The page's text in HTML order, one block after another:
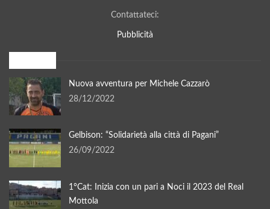
Contattateci:
Pubblicità
Nuova avventura per Michele Cazzarò
28/12/2022
Gelbison: “Solidarietà alla città di Pagani”
26/09/2022
1°Cat: Inizia con un pari a Noci il 2023 del Real
Mottola